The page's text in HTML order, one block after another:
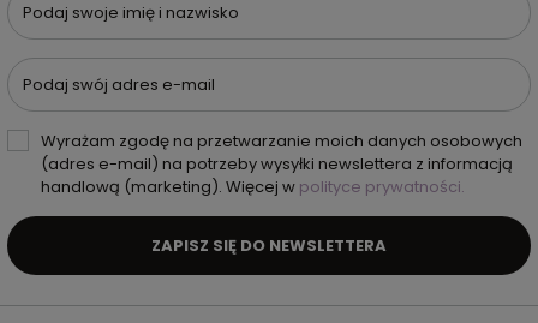
Podaj swoje imię i nazwisko
Podaj swój adres e-mail
Wyrażam zgodę na przetwarzanie moich danych osobowych
(adres e-mail) na potrzeby wysyłki newslettera z informacją
handlową (marketing). Więcej w polityce prywatności.
ZAPISZ SIĘ DO NEWSLETTERA